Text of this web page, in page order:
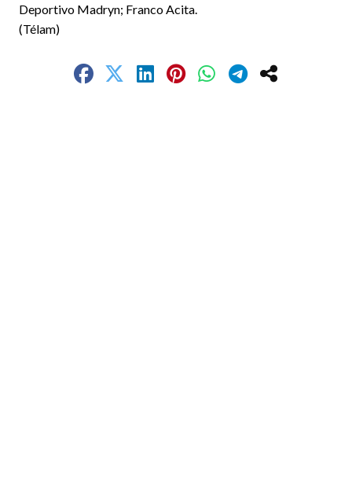
Deportivo Madryn; Franco Acita.
(Télam)